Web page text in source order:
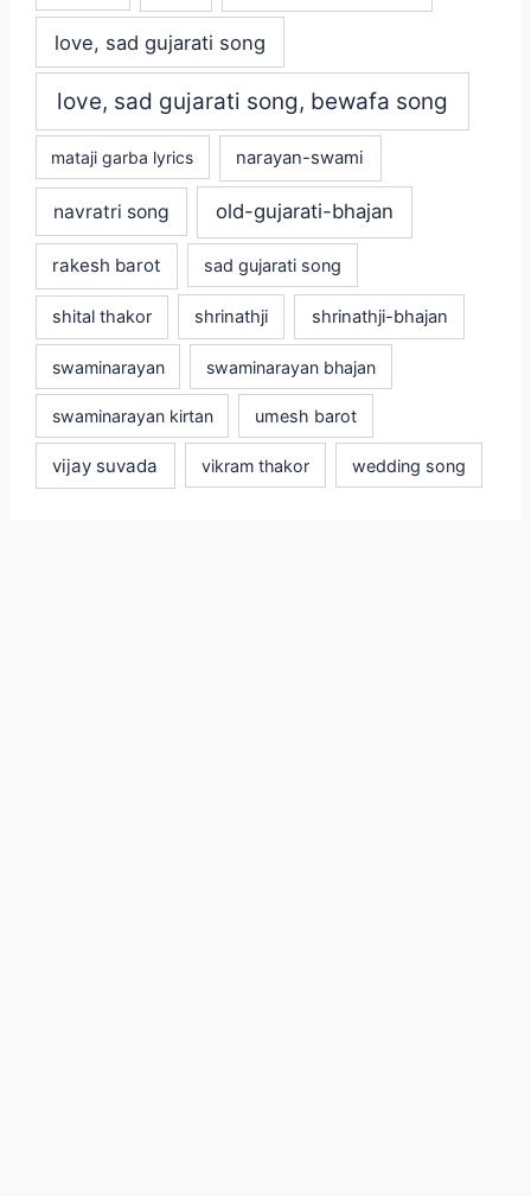
love, sad gujarati song
love, sad gujarati song, bewafa song
mataji garba lyrics narayan-swami
navratri song old-gujarati-bhajan
rakesh barot sad gujarati song
shital thakor shrinathji shrinathji-bhajan
swaminarayan swaminarayan bhajan
swaminarayan kirtan umesh barot
vijay suvada vikram thakor wedding song